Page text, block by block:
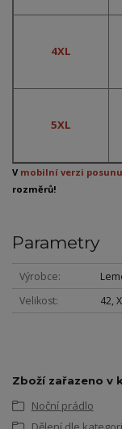
4XL
5XL
V mobilní verzi
rozměrů!
Parametry
Výrobce
Velikost
42,
Zboží zařazeno v
Noční prádlo